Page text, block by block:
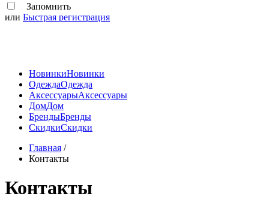
Запомнить
или Быстрая регистрация
НовинкиНовинки
ОдеждаОдежда
АксессуарыАксессуары
ДомДом
БрендыБренды
СкидкиСкидки
Главная /
Контакты
Контакты